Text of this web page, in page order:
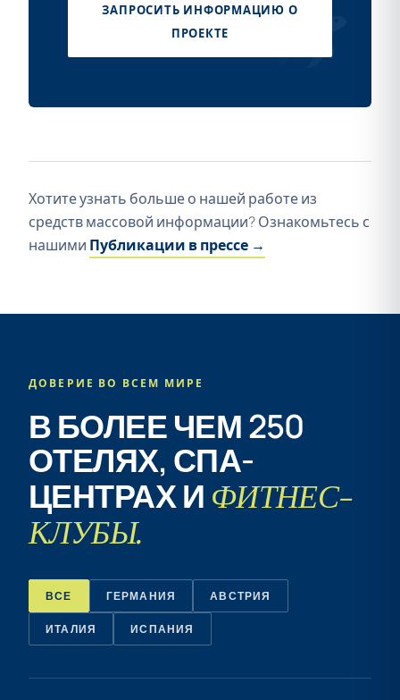
ЗАПРОСИТЬ ИНФОРМАЦИЮ О
ПРОЕКТЕ
Хотите узнать больше о нашей работе из
средств массовой информации? Ознакомьтесь с
нашими Публикации в прессе →
ДОВЕРИЕ ВО ВСЕМ МИРЕ
В БОЛЕЕ ЧЕМ 250
ОТЕЛЯХ, СПА-
ЦЕНТРАХ И ФИТНЕС-
КЛУБЫ.
ВСЕ ГЕРМАНИЯ АВСТРИЯ
ИТАЛИЯ ИСПАНИЯ